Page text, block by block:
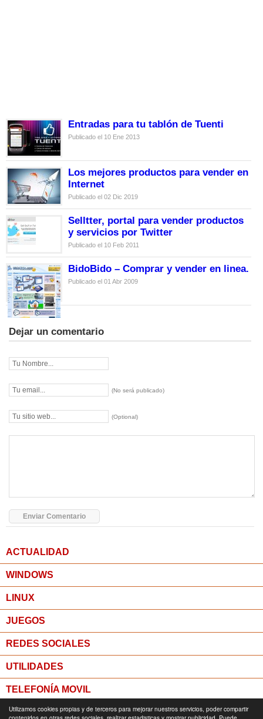
Utilizamos cookies propias y de terceros para mejorar nuestros servicios, poder compartir
Entradas para tu tablón de Tuenti
Publicado el 10 Ene 2013
Los mejores productos para vender en
Internet
Publicado el 02 Dic 2019
Selltter, portal para vender productos
y servicios por Twitter
Publicado el 10 Feb 2011
BidoBido – Comprar y vender en linea.
Publicado el 01 Abr 2009
Dejar un comentario
(No será publicado)
(Optional)
ACTUALIDAD
WINDOWS
LINUX
JUEGOS
REDES SOCIALES
UTILIDADES
TELEFONÍA MOVIL
MICROPOST